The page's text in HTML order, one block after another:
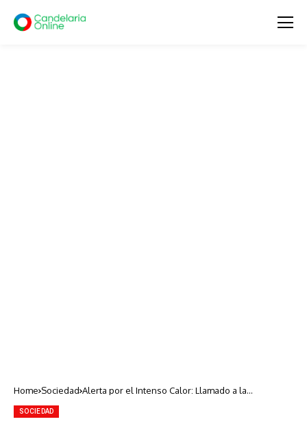
Home Sociedad Alerta por el Intenso Calor: Llamado a la
SOCIEDAD